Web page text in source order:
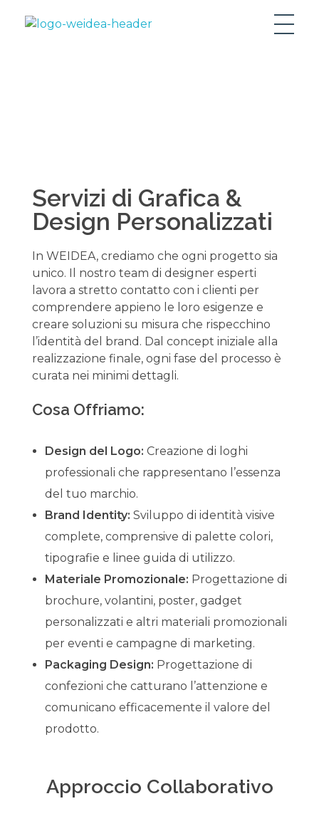
Servizi di Grafica &
Design Personalizzati
In WEIDEA, crediamo che ogni progetto sia
unico. Il nostro team di designer esperti
lavora a stretto contatto con i clienti per
comprendere appieno le loro esigenze e
creare soluzioni su misura che rispecchino
l’identità del brand. Dal concept iniziale alla
realizzazione finale, ogni fase del processo è
curata nei minimi dettagli.
Cosa Offriamo:
Design del Logo: Creazione di loghi
professionali che rappresentano l’essenza
del tuo marchio.
Brand Identity: Sviluppo di identità visive
complete, comprensive di palette colori,
tipografie e linee guida di utilizzo.
Materiale Promozionale: Progettazione di
brochure, volantini, poster, gadget
personalizzati e altri materiali promozionali
per eventi e campagne di marketing.
Packaging Design: Progettazione di
confezioni che catturano l’attenzione e
comunicano efficacemente il valore del
prodotto.
Approccio Collaborativo